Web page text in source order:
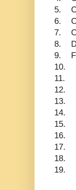
5.
6.
7.
8.
9.
10.
11.
12.
13.
14.
15.
16.
17.
18.
19.